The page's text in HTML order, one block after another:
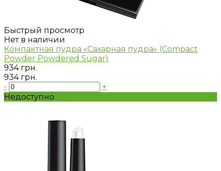
Быстрый просмотр
Нет в наличии
Компактная пудра «Сахарная пудра» (Compact
Powder Powdered Sugar)
934 грн.
934 грн.
-
+
Недоступно